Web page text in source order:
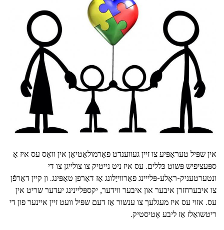
אין שפּיל טעראַפּיע צו זיין געווענדט פאָרמולאַטיאָן אין וואָס עס איז אַ
ספּעציפיש פּשוט כּללים. עס איז ניט נייטיק צו צולייגן צו די
ונטערטעניק-ראָלע-פּלייינג פאַרווייַלונג אַז דאַרפן טאַפּינג. ון קיין דאַרפֿן
צו איבערחזרן איבער און איבער ווידער, יקספּליינינג יעדער שריט אין
עס. אזוי עס איז מעגלעך צו ענשור אַז דעם שפּיל וועט זיין איינער פון די
ריטשואַלז אַז ליבע אָטיסטיק.